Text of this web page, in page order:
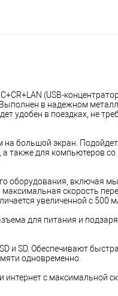
(USB-
в надежном
удобен в поездках, не
большой экран.
также для компьютеров со
оборудования, включая
скорость
увеличенной с 500
для питания и
и SD. Обеспечивают
одновременно.
интернет с максимальной